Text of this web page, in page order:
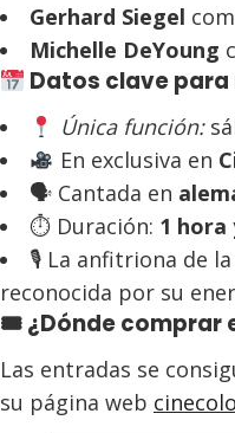
Gerhard Siegel
Michelle DeYoung
Datos clave
Única función:
En exclusiva en
🗣 Cantada en
⏱ Duración: 1 hora
🎙 La anfitriona de
reconocida por su
🎟 ¿Dónde comprar
Las entradas se
su página web